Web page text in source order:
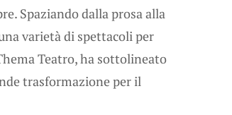
Spaziando dalla prosa alla
varietà di spettacoli per
Teatro, ha sottolineato
trasformazione per il